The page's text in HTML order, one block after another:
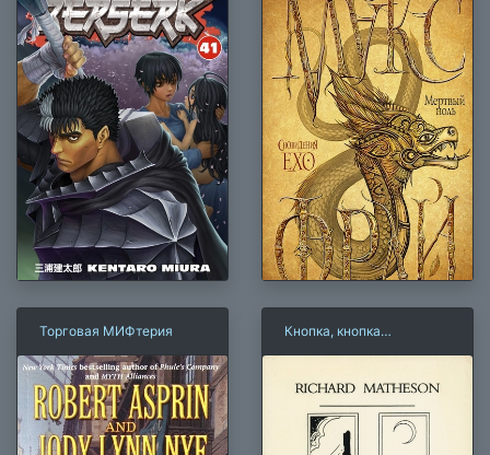
Торговая МИФтерия Кнопка, кнопка…